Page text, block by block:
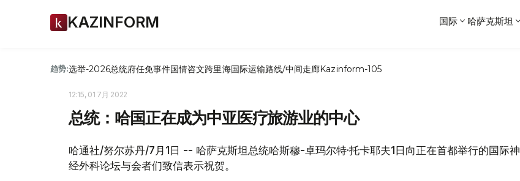
KAZINFORM 国际 哈萨克斯坦
趋势:选举-2026总统府任免事件国情咨文跨里海国际运输路线/中间走廊Kazinform-105
12:15, 01 7月 2022
总统：哈国正在成为中亚医疗旅游业的中心
哈通社/努尔苏丹/7月1日 -- 哈萨克斯坦总统哈斯穆-卓玛尔特·托卡耶夫1日向正在首都举行的国际神
经外科论坛与会者们致信表示祝贺。